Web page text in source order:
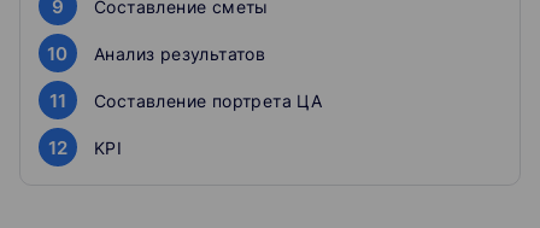
нет вообще. Магазин в соцсетях позволит выйти в
онлайн существующему бизнесу без больших
вложений.
Стартапам и начинающим предпринимателям
9 Составление сметы
10 Анализ результатов
11 Составление портрета ЦА
12 KPI